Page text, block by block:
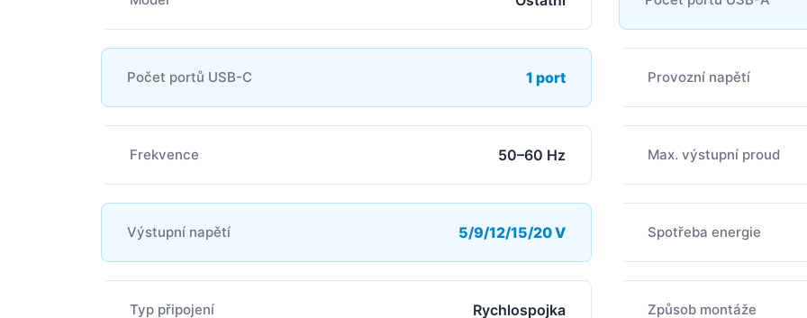
Počet portů USB-C 1 port Provozní napětí
Frekvence 50–60 Hz Max. výstupní proud
Výstupní napětí 5/9/12/15/20 V Spotřeba energie
Typ připojení Rychlospojka Způsob montáže